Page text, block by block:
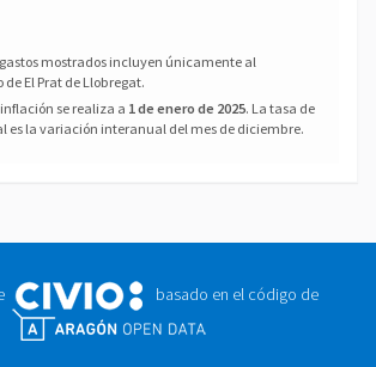
gastos mostrados incluyen únicamente al
El Prat de Llobregat.
se realiza a 1 de enero de 2025. La tasa de
es la variación interanual del mes de diciembre.
basado en el código de